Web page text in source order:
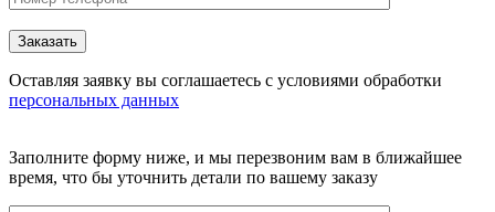
Заказать
Оставляя заявку вы соглашаетесь с условиями обработки
персональных данных
Заполните форму ниже, и мы перезвоним вам в ближайшее
время, что бы уточнить детали по вашему заказу